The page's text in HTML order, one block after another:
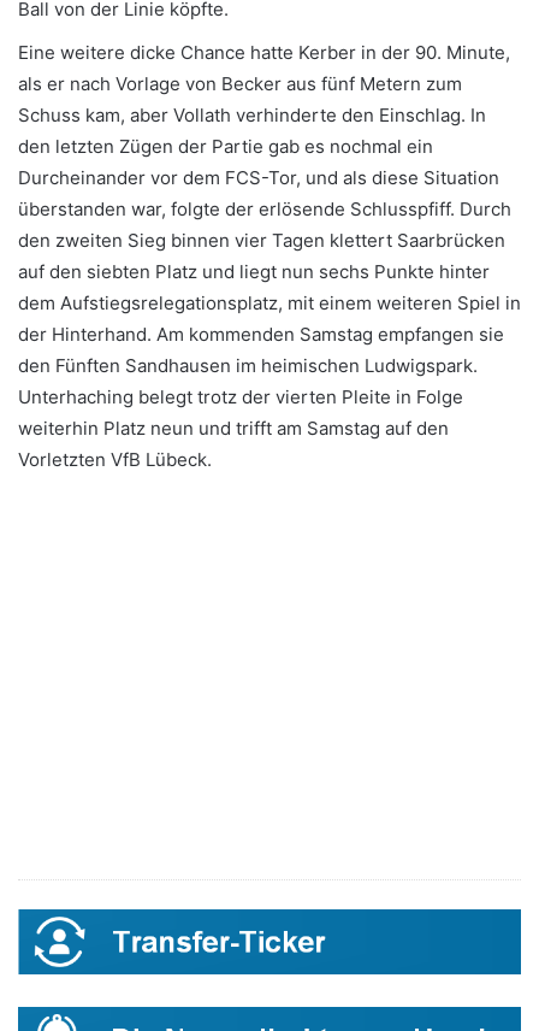
Ball von der Linie köpfte.
Eine weitere dicke Chance hatte Kerber in der 90. Minute,
als er nach Vorlage von Becker aus fünf Metern zum
Schuss kam, aber Vollath verhinderte den Einschlag. In
den letzten Zügen der Partie gab es nochmal ein
Durcheinander vor dem FCS-Tor, und als diese Situation
überstanden war, folgte der erlösende Schlusspfiff. Durch
den zweiten Sieg binnen vier Tagen klettert Saarbrücken
auf den siebten Platz und liegt nun sechs Punkte hinter
dem Aufstiegsrelegationsplatz, mit einem weiteren Spiel in
der Hinterhand. Am kommenden Samstag empfangen sie
den Fünften Sandhausen im heimischen Ludwigspark.
Unterhaching belegt trotz der vierten Pleite in Folge
weiterhin Platz neun und trifft am Samstag auf den
Vorletzten VfB Lübeck.